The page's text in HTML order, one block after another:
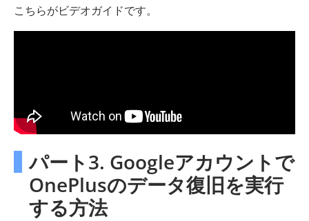
こちらがビデオガイドです。
パート3. Googleアカウントで
OnePlusのデータ復旧を実行
する方法